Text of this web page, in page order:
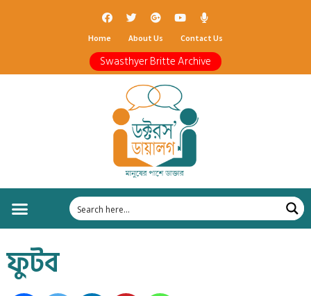
Home About Us Contact Us
Swasthyer Britte Archive
ফুটব